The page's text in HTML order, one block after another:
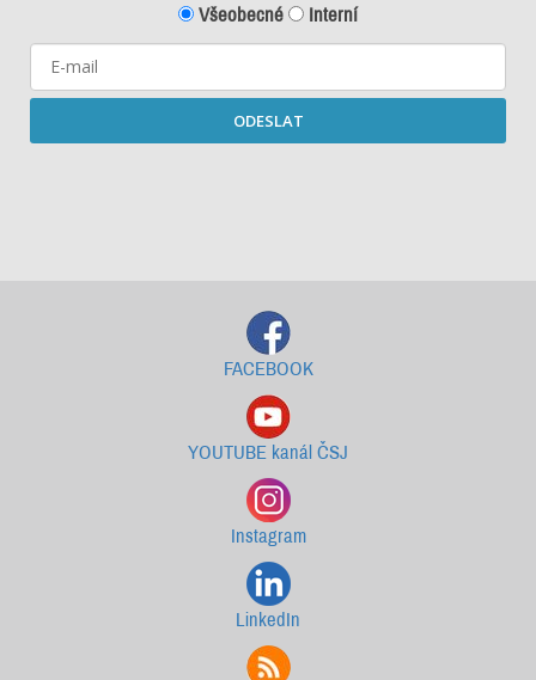
Všeobecné
Interní
ODESLAT
FACEBOOK
YOUTUBE kanál ČSJ
Instagram
LinkedIn